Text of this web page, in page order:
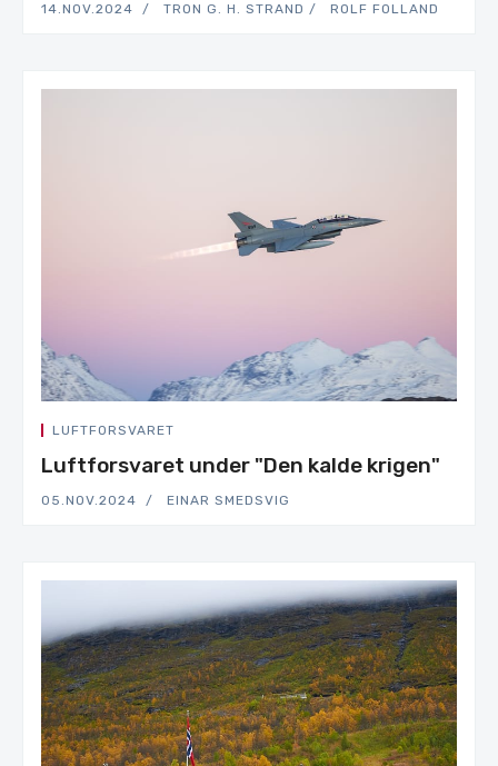
14.NOV.2024 TRON G. H. STRAND ROLF FOLLAND
LUFTFORSVARET
Luftforsvaret under "Den kalde krigen"
05.NOV.2024 EINAR SMEDSVIG